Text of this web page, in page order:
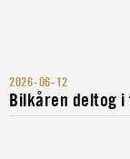
2026-06-12
Bilkåren deltog